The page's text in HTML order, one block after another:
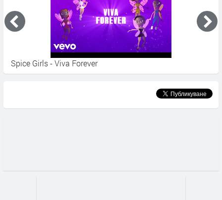
Spice Girls - Viva Forever